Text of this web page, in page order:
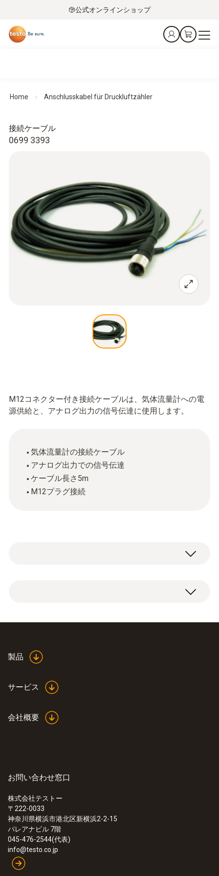
公式オンラインショップ
Home Anschlusskabel für Druckluftzähler
0699 3393
接続ケーブル
M12コネクター付き接続ケーブルは、気体流量計への電
源供給と、アナログ出力の信号伝達に使用します。
気体流量計の接続ケーブル
アナログ出力での信号伝達
ケーブル長さ5m
M12プラグ接続
M12コネクタ付きTesto気体流量計用接続ケ
:0555 6451
testo 6451 - 熱式気体流量計 DN15
製品
サービス
会社概要
お問い合わせ窓口
株式会社テストー
〒222-0033
神奈川県横浜市港北区新横浜2-2-15
パレアナビル 7階
045-476-2544(代表)
info@testo.co.jp